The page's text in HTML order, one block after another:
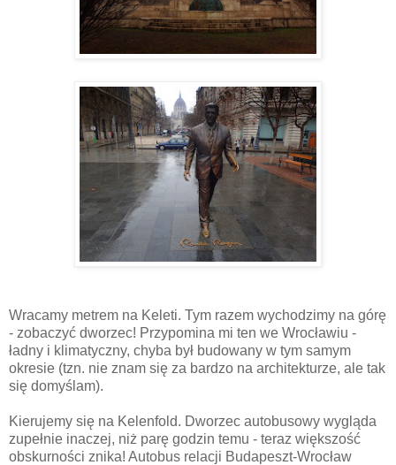
Wracamy metrem na Keleti. Tym razem wychodzimy na górę
- zobaczyć dworzec! Przypomina mi ten we Wrocławiu -
ładny i klimatyczny, chyba był budowany w tym samym
okresie (tzn. nie znam się za bardzo na architekturze, ale tak
się domyślam).
Kierujemy się na Kelenfold. Dworzec autobusowy wygląda
zupełnie inaczej, niż parę godzin temu - teraz większość
obskurności znika! Autobus relacji Budapeszt-Wrocław